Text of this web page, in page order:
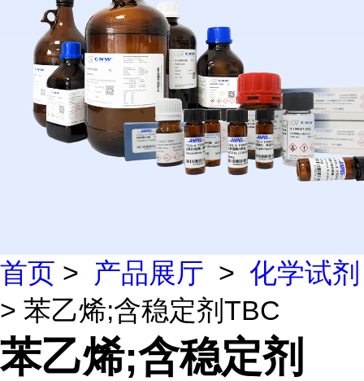
首页 > 产品展厅 > 化学试剂
> 苯乙烯;含稳定剂TBC
苯乙烯;含稳定剂